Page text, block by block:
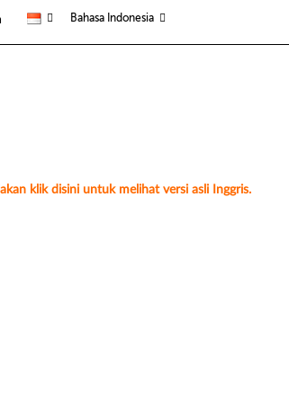
Bahasa Indonesia
klik disini untuk melihat versi asli Inggris.